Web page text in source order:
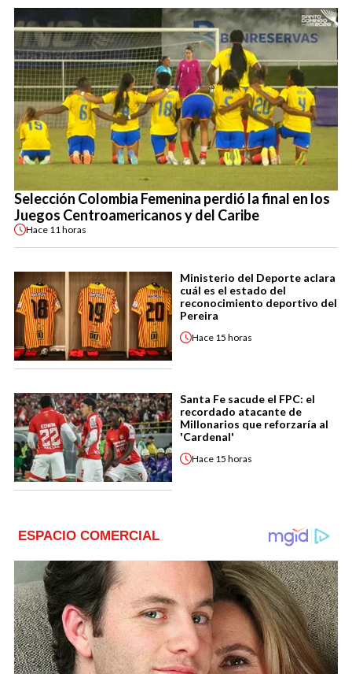
Selección Colombia Femenina perdió la final en los
Juegos Centroamericanos y del Caribe
Hace 11 horas
Ministerio del Deporte aclara
cuál es el estado del
reconocimiento deportivo del
Pereira
Hace 15 horas
Santa Fe sacude el FPC: el
recordado atacante de
Millonarios que reforzaría al
'Cardenal'
Hace 15 horas